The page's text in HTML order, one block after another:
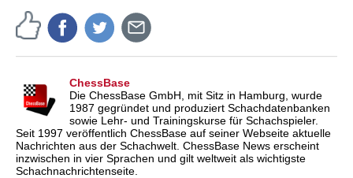
ChessBase
Die ChessBase GmbH, mit Sitz in Hamburg, wurde
1987 gegründet und produziert Schachdatenbanken
sowie Lehr- und Trainingskurse für Schachspieler.
Seit 1997 veröffentlich ChessBase auf seiner Webseite aktuelle
Nachrichten aus der Schachwelt. ChessBase News erscheint
inzwischen in vier Sprachen und gilt weltweit als wichtigste
Schachnachrichtenseite.